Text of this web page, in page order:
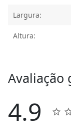
Largura:
Altura:
Avaliação
4.9